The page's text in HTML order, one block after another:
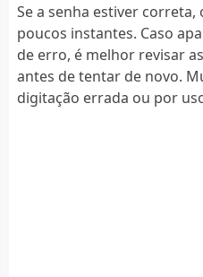
Se a senha estiver correta,
poucos instantes. Caso
de erro, é melhor revisar
antes de tentar de novo.
digitação errada ou por